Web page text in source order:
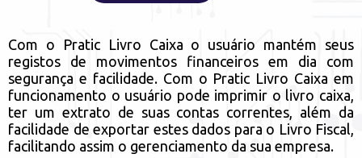
Com o Pratic Livro Caixa o usuário mantém seus
registos de movimentos financeiros em dia com
segurança e facilidade. Com o Pratic Livro Caixa em
funcionamento o usuário pode imprimir o livro caixa,
ter um extrato de suas contas correntes, além da
facilidade de exportar estes dados para o Livro Fiscal,
facilitando assim o gerenciamento da sua empresa.